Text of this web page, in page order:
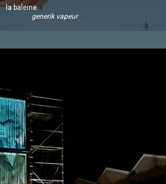
la baleine
generik vapeur